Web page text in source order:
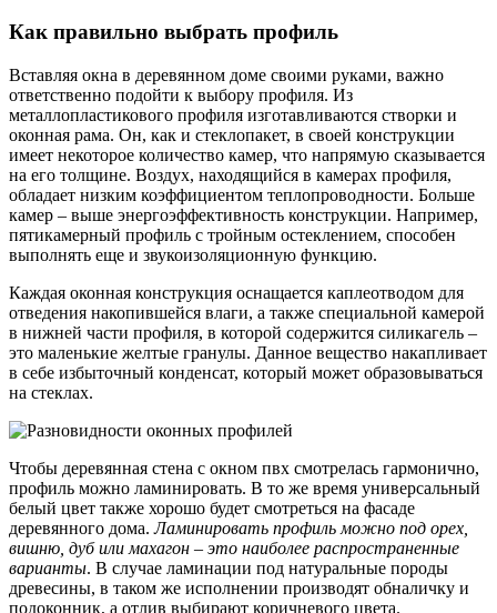
Как правильно выбрать профиль
Вставляя окна в деревянном доме своими руками, важно
ответственно подойти к выбору профиля. Из
металлопластикового профиля изготавливаются створки и
оконная рама. Он, как и стеклопакет, в своей конструкции
имеет некоторое количество камер, что напрямую сказывается
на его толщине. Воздух, находящийся в камерах профиля,
обладает низким коэффициентом теплопроводности. Больше
камер – выше энергоэффективность конструкции. Например,
пятикамерный профиль с тройным остеклением, способен
выполнять еще и звукоизоляционную функцию.
Каждая оконная конструкция оснащается каплеотводом для
отведения накопившейся влаги, а также специальной камерой
в нижней части профиля, в которой содержится силикагель –
это маленькие желтые гранулы. Данное вещество накапливает
в себе избыточный конденсат, который может образовываться
на стеклах.
Чтобы деревянная стена с окном пвх смотрелась гармонично,
профиль можно ламинировать. В то же время универсальный
белый цвет также хорошо будет смотреться на фасаде
деревянного дома.Ламинировать профиль можно под орех,
вишню, дуб или махагон – это наиболее распространенные
варианты. В случае ламинации под натуральные породы
древесины, в таком же исполнении производят обналичку и
подоконник, а отлив выбирают коричневого цвета.